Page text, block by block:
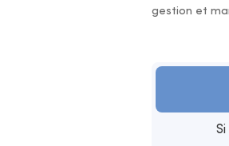
gestion et